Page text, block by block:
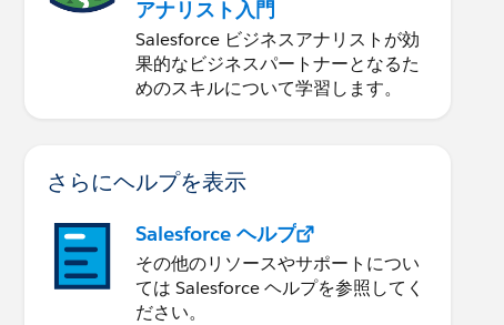
アナリスト入門
Salesforce ビジネスアナリストが効
果的なビジネスパートナーとなるた
めのスキルについて学習します。
さらにヘルプを表示
Salesforce ヘルプ
その他のリソースやサポートについ
ては Salesforce ヘルプを参照してく
ださい。